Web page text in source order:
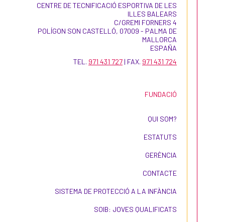
CENTRE DE TECNIFICACIÓ ESPORTIVA DE LES
ILLES BALEARS
C/GREMI FORNERS 4
POLÍGON SON CASTELLÓ, 07009 - PALMA DE
MALLORCA
ESPAÑA
TEL. 971 431 727 | FAX. 971 431 724
FUNDACIÓ
QUI SOM?
ESTATUTS
GERÈNCIA
CONTACTE
SISTEMA DE PROTECCIÓ A LA INFÀNCIA
SOIB: JOVES QUALIFICATS